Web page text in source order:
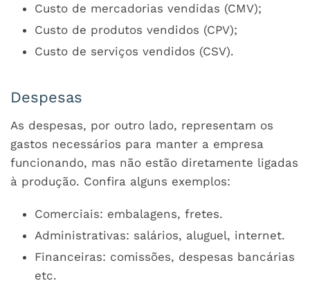
Custo de mercadorias vendidas (CMV);
Custo de produtos vendidos (CPV);
Custo de serviços vendidos (CSV).
Despesas
As despesas, por outro lado, representam os
gastos necessários para manter a empresa
funcionando, mas não estão diretamente ligadas
à produção. Confira alguns exemplos:
Comerciais: embalagens, fretes.
Administrativas: salários, aluguel, internet.
Financeiras: comissões, despesas bancárias
etc.